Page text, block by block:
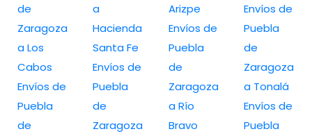
de
Zaragoza
a Los
Cabos
Envíos de
Puebla
de
a
Hacienda
Santa Fe
Envíos de
Puebla
de
Zaragoza
Arizpe
Envíos de
Puebla
de
Zaragoza
a Río
Bravo
Envíos de
Puebla
de
Zaragoza
a Tonalá
Envíos de
Puebla